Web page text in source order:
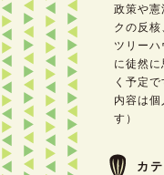
政策や憲
クの反
ツリー
に徒然
く予定
内容は
す）
カ